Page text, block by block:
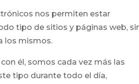
nos permiten estar
tipo de sitios y páginas web,
los mismos.
él, somos cada vez más las
tipo durante todo el día,